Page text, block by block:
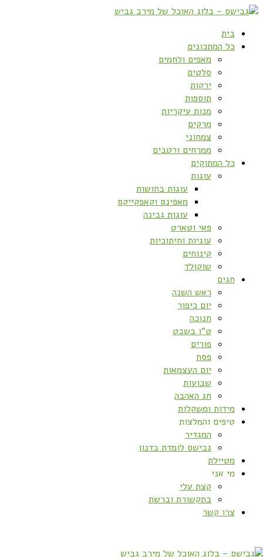
בית
כל המתכונים
מאפים ולחמים
סלטים
ירקות
תוספות
מנות עיקריות
מרקים
צמחוני
ממרחים ורטבים
כל המתוקים
עוגות
עוגות בחושות
מאפינס וקאפקייקס
עוגות גבינה
פאי וטארט
עוגיות וחיתוכיות
קינוחים
שוקולד
חגים
ראש השנה
יום כיפור
חנוכה
ט”ו בשבט
פורים
פסח
יום העצמאות
שבועות
חג האהבה
מידות ומשקלות
טיפים והמלצות
המגדיר
גבישס לומדת בדנון
מטיילת
מי אני
קצת עלי
בתקשורת וברשת
צרו קשר